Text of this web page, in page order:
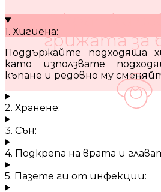
10 кратки
грижата за
1. Хигиена:
Поддържайте подходяща
като използвате
къпане и редовно му
2. Хранене:
3. Сън:
4. Подкрепа на врата и
5. Пазете ги от инфекции: